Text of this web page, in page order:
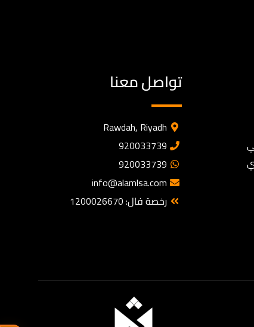
تواصل معنا
Rawdah, Riyadh
920033739
920033739
info@alamlsa.com
رخصة فال: 1200026670